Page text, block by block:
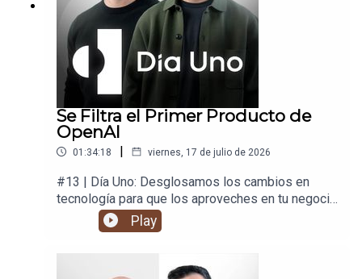
Se Filtra el Primer Producto de
OpenAI
01:34:18 | viernes, 17 de julio de 2026
#13 | Día Uno: Desglosamos los cambios en
tecnología para que los aproveches en tu negocio
y en tu vida.
Play